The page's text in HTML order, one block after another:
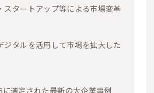
スタートアップ等による市場変革
ジタルを活用して市場を拡大した
選定された最新の大企業事例